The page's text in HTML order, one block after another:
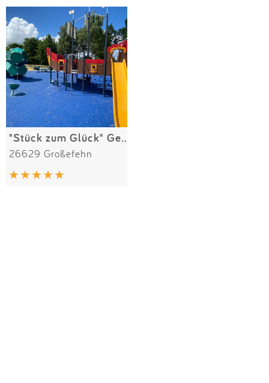
Anmelden
SPIELGERÄTE
Alle Filter (1) zurücksetzen
"Stück zum Glück" Generationenpark Timmeler Meer
26629 Großefehn